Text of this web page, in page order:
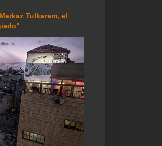
Tulkarem, el